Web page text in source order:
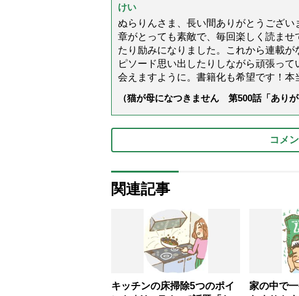
けい
ぬらりんさま、長い間ありがとうござ
章がとっても素敵で、毎回楽しく読ま
たり励みになりました。これから連載
ピソード思い出したりしながら頑張っ
会えますように。書籍化も希望です！本
（猫が母になつきません 第500話「ありが
コメ
関連記事
キッチンの床掃除5つのポイ
家の中で